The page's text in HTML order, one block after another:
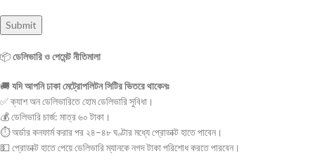
📦ডেলিভারি ও পেমেন্ট নীতিমালা
🚚 যদি আপনি ঢাকা মেট্রোপলিটন সিটির ভিতরে থাকেনঃ
✅ ক্যাশ অন ডেলিভারিতে হোম ডেলিভারি সুবিধা।
💰 ডেলিভারি চার্জ: মাত্র ৬০ টাকা।
⏱ অর্ডার কনফার্ম করার পর ২৪–৪৮ ঘণ্টার মধ্যে প্রোডাক্ট হাতে পাবেন।
💵 প্রোডাক্ট হাতে পেয়ে ডেলিভারি ম্যানকে নগদ টাকা পরিশোধ করতে পারবেন।